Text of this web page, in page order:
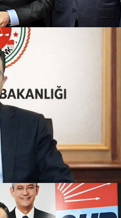
buluşturan 46. İstanbul
yeni bir takımı daha var
19 Mayıs Haftası'nda yarıştı
Özel Sporcular Atletizm
Ortadan kaldırdı
Judo'da Üsküdar'a Altın
1908 futbolcu arıyor
Yaz Spor Okulları
Beylerbeyi Stadı için ilan
Yeni Başkanı
oldu
Başkanı İsmet Özay
istifa etti
Belediyelerinin 2022 yılı bütçesi